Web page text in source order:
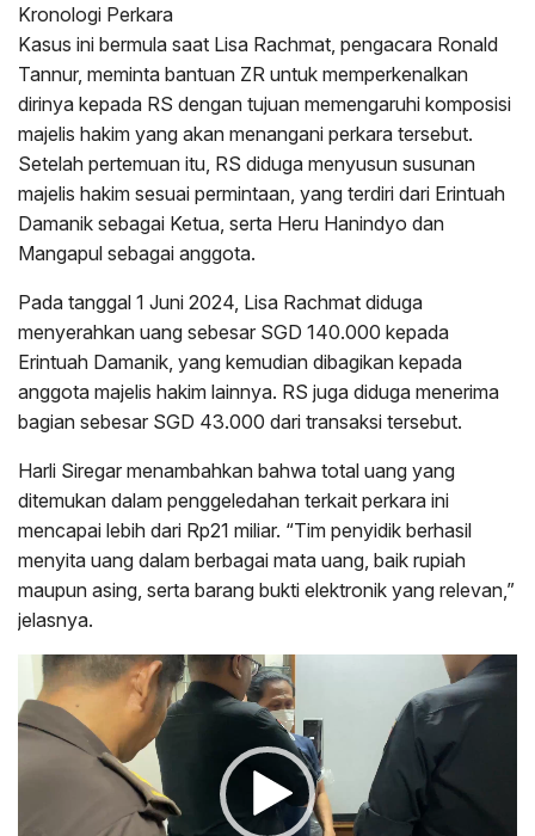
Kronologi Perkara
Kasus ini bermula saat Lisa Rachmat, pengacara Ronald
Tannur, meminta bantuan ZR untuk memperkenalkan
dirinya kepada RS dengan tujuan memengaruhi komposisi
majelis hakim yang akan menangani perkara tersebut.
Setelah pertemuan itu, RS diduga menyusun susunan
majelis hakim sesuai permintaan, yang terdiri dari Erintuah
Damanik sebagai Ketua, serta Heru Hanindyo dan
Mangapul sebagai anggota.
Pada tanggal 1 Juni 2024, Lisa Rachmat diduga
menyerahkan uang sebesar SGD 140.000 kepada
Erintuah Damanik, yang kemudian dibagikan kepada
anggota majelis hakim lainnya. RS juga diduga menerima
bagian sebesar SGD 43.000 dari transaksi tersebut.
Harli Siregar menambahkan bahwa total uang yang
ditemukan dalam penggeledahan terkait perkara ini
mencapai lebih dari Rp21 miliar. “Tim penyidik berhasil
menyita uang dalam berbagai mata uang, baik rupiah
maupun asing, serta barang bukti elektronik yang relevan,”
jelasnya.
Pemutar
Video